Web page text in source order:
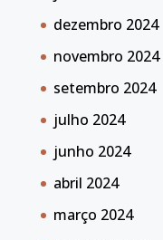
dezembro 2024
novembro 2024
setembro 2024
julho 2024
junho 2024
abril 2024
março 2024